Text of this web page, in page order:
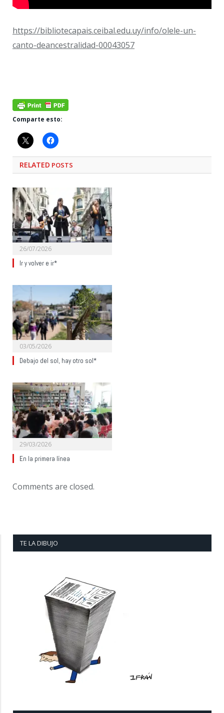
https://bibliotecapais.ceibal.edu.uy/info/olele-un-
canto-deancestralidad-00043057
Comparte esto:
RELATED POSTS
26/07/2026
Ir y volver e ir*
03/05/2026
Debajo del sol, hay otro sol*
29/03/2026
En la primera línea
Comments are closed.
TE LA DIBUJO